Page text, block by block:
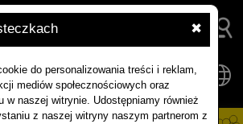
✖
do personalizowania treści i reklam,
mediów społecznościowych oraz
w naszej witrynie. Udostępniamy również
z naszej witryny naszym partnerom z